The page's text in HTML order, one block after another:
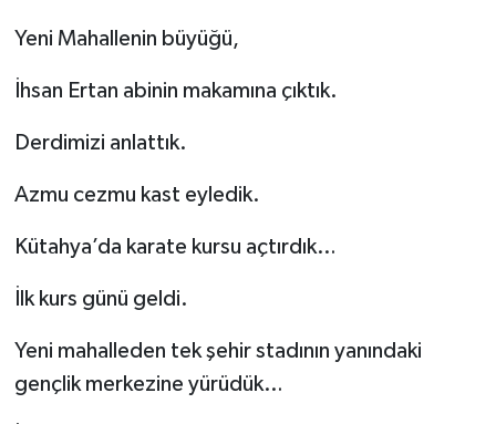
Yeni Mahallenin büyüğü,
İhsan Ertan abinin makamına çıktık.
Derdimizi anlattık.
Azmu cezmu kast eyledik.
Kütahya’da karate kursu açtırdık…
İlk kurs günü geldi.
Yeni mahalleden tek şehir stadının yanındaki
gençlik merkezine yürüdük…